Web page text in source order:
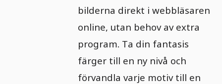
bilderna direkt i webbläsaren
online, utan behov av extra
program. Ta din fantasis
färger till en ny nivå och
förvandla varje motiv till en